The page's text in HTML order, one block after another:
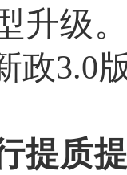
升级
政3.0
提质